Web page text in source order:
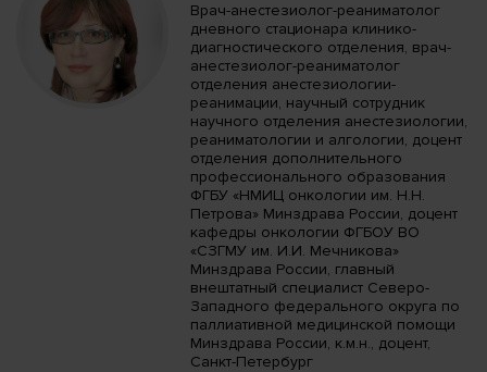
Врач-анестезиолог-реаниматолог
дневного стационара клинико-
диагностического отделения, врач-
анестезиолог-реаниматолог
отделения анестезиологии-
реанимации, научный сотрудник
научного отделения анестезиологии,
реаниматологии и алгологии, доцент
отделения дополнительного
профессионального образования
ФГБУ «НМИЦ онкологии им. Н.Н.
Петрова» Минздрава России, доцент
кафедры онкологии ФГБОУ ВО
«СЗГМУ им. И.И. Мечникова»
Минздрава России, главный
внештатный специалист Северо-
Западного федерального округа по
паллиативной медицинской помощи
Минздрава России, к.м.н., доцент,
Санкт-Петербург